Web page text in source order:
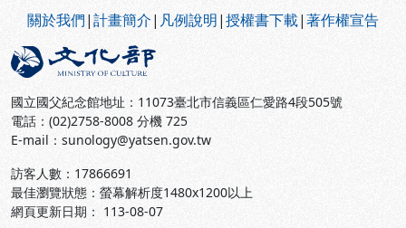
關於我們|計畫簡介| 凡例說明|授權書下載|著作權宣告
國立國父紀念館地址：11073臺北市信義區仁愛路4段505號
電話：(02)2758-8008 分機 725
E-mail：sunology@yatsen.gov.tw
訪客人數： 17866691
最佳瀏覽狀態：螢幕解析度1480x1200以上
網頁更新日期： 113-08-07